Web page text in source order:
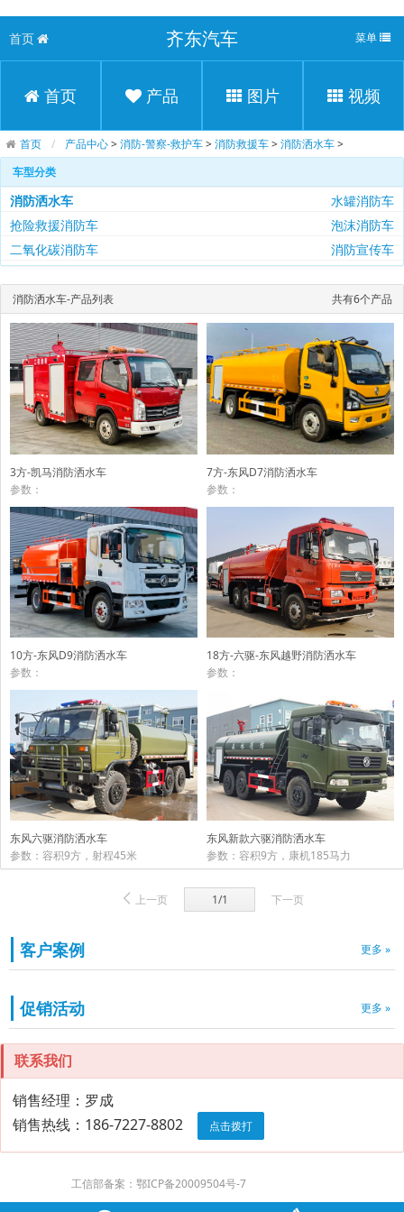
首页 齐东汽车 菜单
首页 产品 图片 视频
首页 产品中心>消防-警察-救护车>消防救援车>消防洒水车>
车型分类
消防洒水车
水罐消防车
抢险救援消防车
泡沫消防车
二氧化碳消防车
消防宣传车
消防洒水车-产品列表 共有6个产品
3方-凯马消防洒水车
参数：
7方-东风D7消防洒水车
参数：
10方-东风D9消防洒水车
参数：
18方-六驱-东风越野消防洒水车
参数：
东风六驱消防洒水车
参数：容积9方，射程45米
东风新款六驱消防洒水车
参数：容积9方，康机185马力
上一页 1/1 下一页
客户案例 更多 »
促销活动 更多 »
联系我们
销售经理：罗成
销售热线：186-7227-8802
点击拨打
工信部备案：鄂ICP备20009504号-7